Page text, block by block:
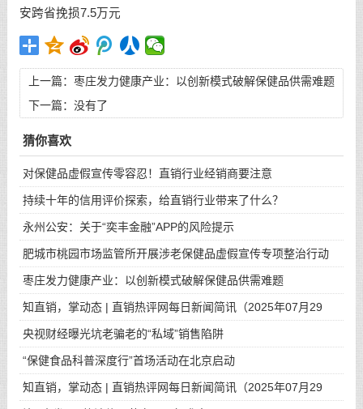
安跨省挽损7.5万元
上一篇： 枣庄发力健康产业：以创新模式破解保健品供需难题
下一篇：没有了
猜你喜欢
对保健品虚假宣传零容忍！直销行业经销商要注意
持续十年的信用评价探索，给直销行业带来了什么？
永州公安：关于“奕丰金融”APP的风险提示
肥城市桃园市场监管所开展涉老保健品虚假宣传专项整治行动
枣庄发力健康产业：以创新模式破解保健品供需难题
知直销，掌动态 | 直销热评网每日新闻简讯（2025年07月29
日）
央视财经曝光坑老骗老的“私域”销售陷阱
“保健食品科普深度行”首场活动在北京启动
知直销，掌动态 | 直销热评网每日新闻简讯（2025年07月29